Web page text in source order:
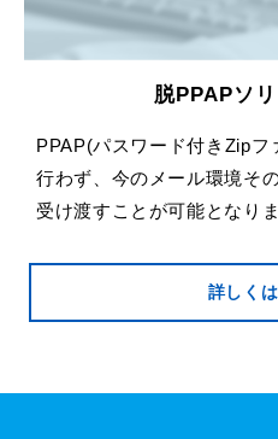
脱PPAPソ
PPAP(パスワード付きZip
行わず、今のメール環境そ
受け渡すことが可能となりま
詳しく